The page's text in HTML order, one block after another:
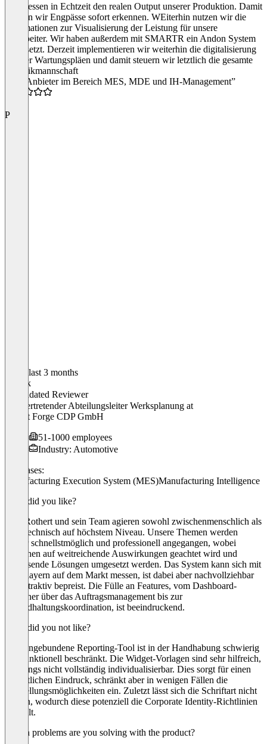
Wir messen in Echtzeit den realen Output unserer Produktion. Damit
können wir Engpässe sofort erkennen. WEiterhin nutzen wir die
Informationen zur Visualisierung der Leistung für unsere
Mitarbeiter. Wir haben außerdem mit SMARTR ein Andon System
umgesetzt. Derzeit implementieren wir weiterhin die digitalisierung
unserer Wartungspläen und damit steuern wir letztlich die gesamte
Technikmannschaft
“Top Anbieter im Bereich MES, MDE und IH-Management”
P
In the last 3 months
Patrick
Validated Reviewer
Stellvertretender Abteilungsleiter Werksplanung at
Bharat Forge CDP GmbH
51-1000 employees
Industry: Automotive
Use cases:
Manufacturing Execution System (MES)Manufacturing Intelligence
What did you like?
Herr Rothert und sein Team agieren sowohl zwischenmenschlich als
auch technisch auf höchstem Niveau. Unsere Themen werden
immer schnellstmöglich und professionell angegangen, wobei
besonnen auf weitreichende Auswirkungen geachtet wird und
umfassende Lösungen umgesetzt werden. Das System kann sich mit
Big-Playern auf dem Markt messen, ist dabei aber nachvollziehbar
und attraktiv bepreist. Die Fülle an Features, vom Dashboard-
Designer über das Auftragsmanagement bis zur
Instandhaltungskoordination, ist beeindruckend.
What did you not like?
Das eingebundene Reporting-Tool ist in der Handhabung schwierig
und funktionell beschränkt. Die Widget-Vorlagen sind sehr hilfreich,
allerdings nicht vollständig individualisierbar. Dies sorgt für einen
einheitlichen Eindruck, schränkt aber in wenigen Fällen die
Darstellungsmöglichkeiten ein. Zuletzt lässt sich die Schriftart nicht
ändern, wodurch diese potenziell die Corporate Identity-Richtlinien
verfehlt.
Which problems are you solving with the product?